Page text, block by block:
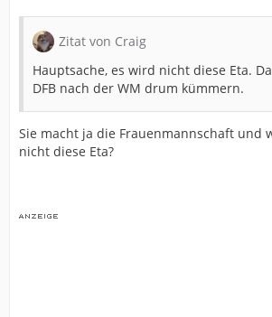
Zitat von Craig
Hauptsache, es wird nicht diese Eta.
DFB nach der WM drum kümmern.
Sie macht ja die Frauenmannschaft und
nicht diese Eta?